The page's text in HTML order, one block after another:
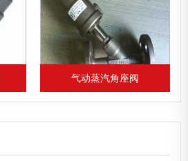
气动蒸汽角座阀